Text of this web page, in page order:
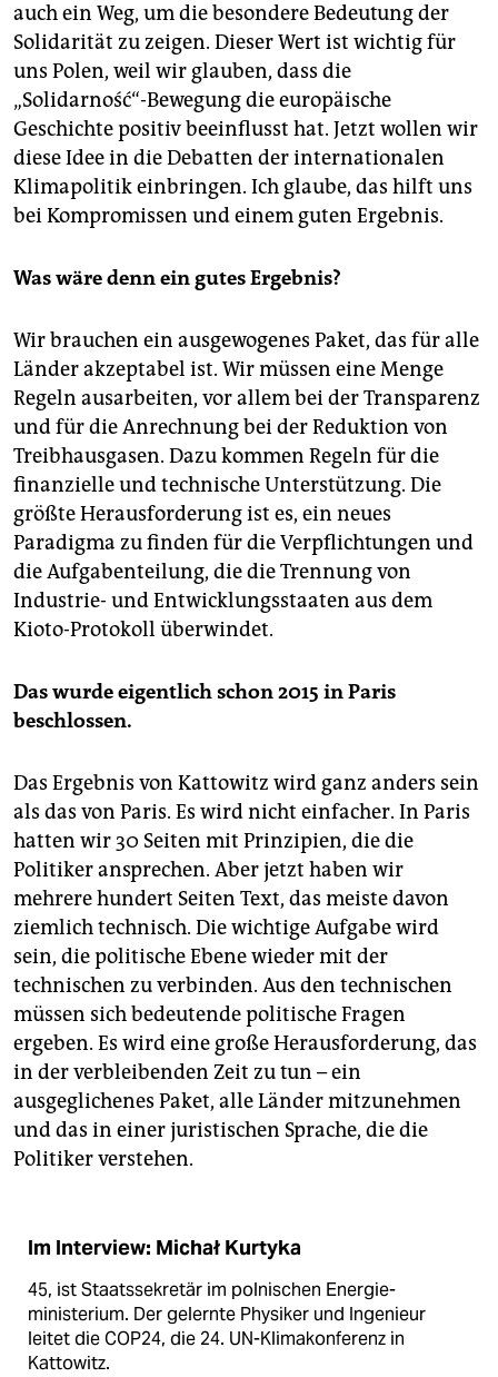
auch ein Weg, um die besondere Bedeutung der
Solidarität zu zeigen. Dieser Wert ist wichtig für
uns Polen, weil wir glauben, dass die
„Solidarność“-Bewegung die europäische
Geschichte positiv beeinflusst hat. Jetzt wollen wir
diese Idee in die Debatten der internationalen
Klimapolitik einbringen. Ich glaube, das hilft uns
bei Kompromissen und einem guten Ergebnis.
Was wäre denn ein gutes Ergebnis?
Wir brauchen ein ausgewogenes Paket, das für alle
Länder akzeptabel ist. Wir müssen eine Menge
Regeln ausarbeiten, vor allem bei der Transparenz
und für die Anrechnung bei der Reduktion von
Treib­haus­gasen. Dazu kommen Regeln für die
finanzielle und technische Unterstützung. Die
größte Herausforderung ist es, ein neues
Paradigma zu finden für die Verpflichtungen und
die Aufgabenteilung, die die Trennung von
Industrie- und Entwicklungsstaaten aus dem
Kioto-Protokoll überwindet.
Das wurde eigentlich schon 2015 in Paris
beschlossen.
Das Ergebnis von Kattowitz wird ganz anders sein
als das von Paris. Es wird nicht einfacher. In Paris
hatten wir 30 Seiten mit Prinzipien, die die
Politiker ansprechen. Aber jetzt haben wir
mehrere hundert Seiten Text, das meiste davon
ziemlich technisch. Die wichtige Aufgabe wird
sein, die politische Ebene wieder mit der
technischen zu verbinden. Aus den technischen
müssen sich bedeutende politische Fragen
ergeben. Es wird eine große Herausforderung, das
in der verbleibenden Zeit zu tun – ein
ausgeglichenes Paket, alle Länder mitzunehmen
und das in einer juristischen Sprache, die die
Politiker verstehen.
Im Interview: Michał Kurtyka
45, ist Staats­sekretär im polnischen Energie­
ministerium. Der gelernte Physiker und Ingenieur
leitet die COP24, die 24. UN-Klimakonferenz in
Kattowitz.